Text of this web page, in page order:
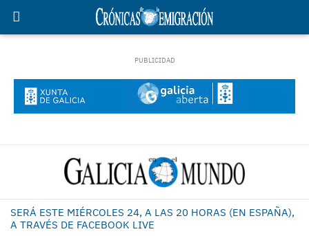
SERÁ ESTE MIÉRCOLES 24, A LAS 20 HORAS (EN ESPAÑA),
A TRAVÉS DE FACEBOOK LIVE